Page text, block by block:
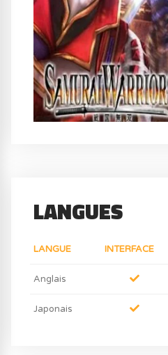
LANGUES
LANGUE INTERFACE
Anglais
Japonais